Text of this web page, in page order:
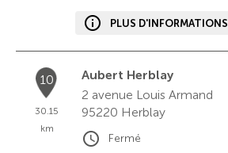
PLUS D'INFORMATIONS
10
30.15
km
Aubert Herblay
2 avenue Louis Armand
95220 Herblay
Fermé